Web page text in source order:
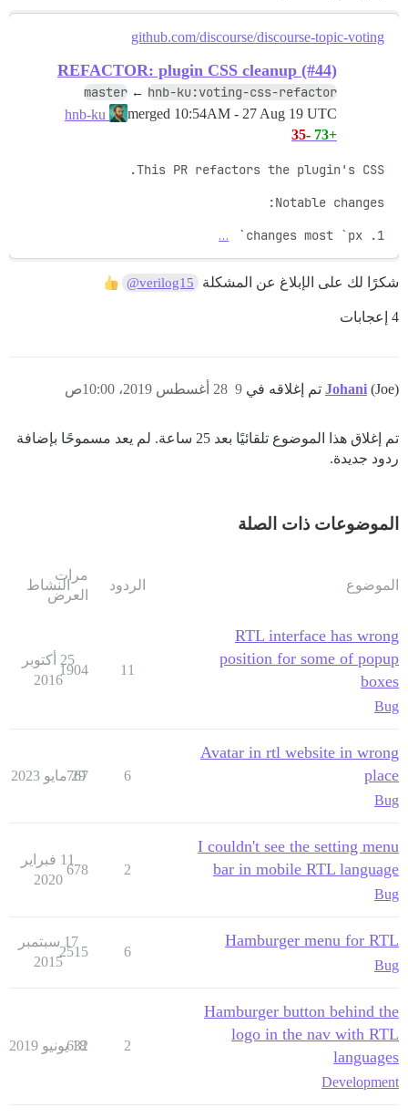
github.com/discourse/discourse-topic-voting
REFACTOR: plugin CSS cleanup (#44)
master ← hnb-ku:voting-css-refactor
merged 10:54AM - 27 Aug 19 UTC
+73
-35
1. changes most `px`
…
شكرًا لك على الإبلاغ عن المشكلة @verilog15
4 إعجابات
Johani (Joe) تم إغلاقه في 28 أغسطس 2019، 10:00ص 9
تم إغلاق هذا الموضوع تلقائيًا بعد 25 ساعة. لم يعد مسموحًا بإضافة
ردود جديدة.
الموضوعات ذات الصلة
الموضوع الردود
مرات
العرض
النشاط
RTL interface has wrong
position for some of popup
boxes
Bug
11
1904
25 أكتوبر
2016
Avatar in rtl website in wrong
place
Bug
6
767
29 مايو 2023
I couldn't see the setting menu
bar in mobile RTL language
Bug
2
678
11 فبراير
2020
Hamburger menu for RTL
Bug
6
2515
17 سبتمبر
2015
Hamburger button behind the
logo in the nav with RTL
languages
Development
2
632
18 يونيو 2019